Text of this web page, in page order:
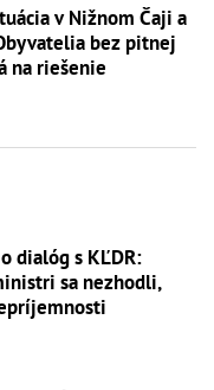
v Nižnom Čaji a
bez pitnej
na riešenie
dialóg s KĽDR:
sa nezhodli,